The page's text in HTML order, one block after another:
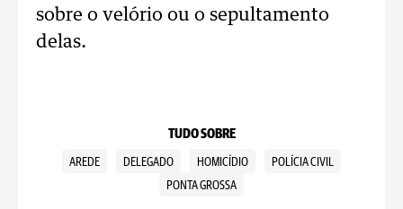
sobre o velório ou o sepultamento
delas.
TUDO SOBRE
AREDE DELEGADO HOMICÍDIO
POLÍCIA CIVIL
PONTA GROSSA